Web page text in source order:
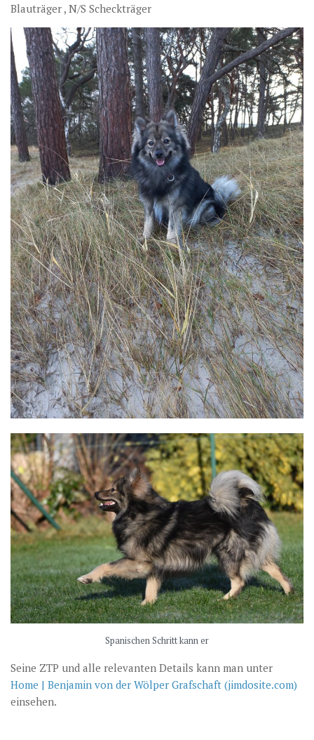
Blauträger , N/S Scheckträger
Spanischen Schritt kann er
Seine ZTP und alle relevanten Details kann man unter
Home | Benjamin von der Wölper Grafschaft (jimdosite.com)
einsehen.